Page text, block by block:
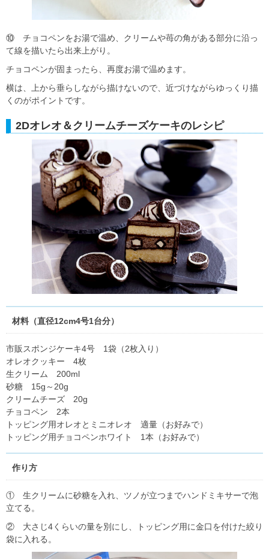
⑩ チョコペンをお湯で温め、クリームや苺の角がある部分に沿っ
て線を描いたら出来上がり。
チョコペンが固まったら、再度お湯で温めます。
横は、上から垂らしながら描けないので、近づけながらゆっくり描
くのがポイントです。
2Dオレオ＆クリームチーズケーキのレシピ
材料（直径12cm4号1台分）
市販スポンジケーキ4号 1袋（2枚入り）
オレオクッキー 4枚
生クリーム 200ml
砂糖 15g～20g
クリームチーズ 20g
チョコペン 2本
トッピング用オレオとミニオレオ 適量（お好みで）
トッピング用チョコペンホワイト 1本（お好みで）
作り方
① 生クリームに砂糖を入れ、ツノが立つまでハンドミキサーで泡
立てる。
② 大さじ4くらいの量を別にし、トッピング用に金口を付けた絞り
袋に入れる。